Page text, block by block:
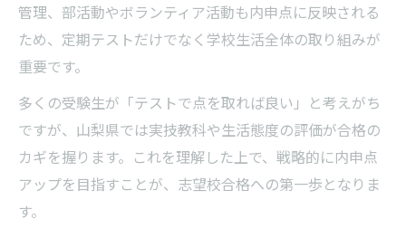
内申点アップの裏ワザと正攻法を徹底比較
内申点がオール3の場合の戦略的対策法
例
山梨県の内申点合格基準一覧を活用する方
法
内申点計算ソフトで定期的に振り返る重要
管理、部活動やボランティア活動も内申点に反映される
ため、定期テストだけでなく学校生活全体の取り組みが
重要です。
多くの受験生が「テストで点を取れば良い」と考えがち
ですが、山梨県では実技教科や生活態度の評価が合格の
カギを握ります。これを理解した上で、戦略的に内申点
アップを目指すことが、志望校合格への第一歩となりま
す。